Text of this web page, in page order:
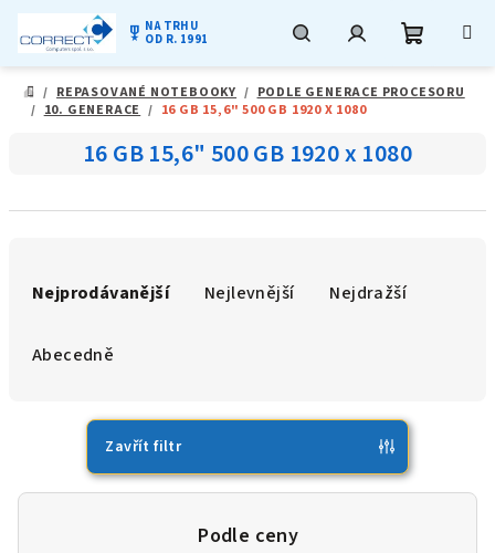
obsah
military_tech NA TRHU
OD R. 1991
DOMŮ
/ REPASOVANÉ NOTEBOOKY / PODLE GENERACE PROCESORU
/ 10. GENERACE / 16 GB 15,6" 500 GB 1920 X 1080
16 GB 15,6" 500 GB 1920 x 1080
Nejprodávanější Nejlevnější Nejdražší
Abecedně
Zavřít filtr